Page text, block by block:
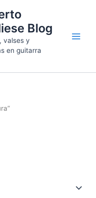
Blog
valses y
en guitarra